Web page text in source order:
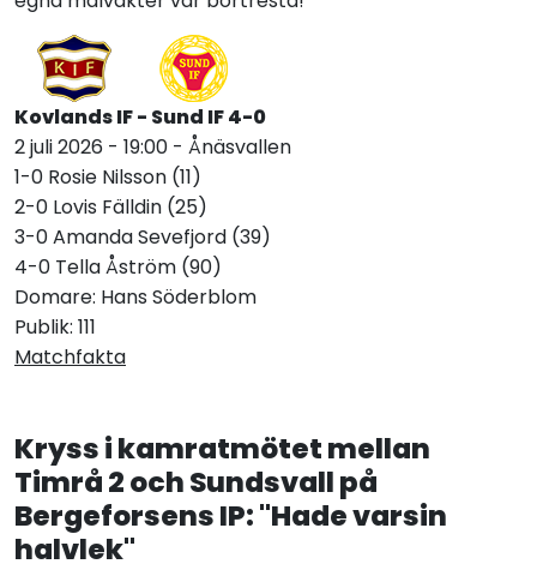
Kovlands IF - Sund IF 4-0
2 juli 2026 - 19:00 - Ånäsvallen
1-0 Rosie Nilsson (11)
2-0 Lovis Fälldin (25)
3-0 Amanda Sevefjord (39)
4-0 Tella Åström (90)
Domare: Hans Söderblom
Publik: 111
Matchfakta
Kryss i kamratmötet mellan
Timrå 2 och Sundsvall på
Bergeforsens IP: "Hade varsin
halvlek"